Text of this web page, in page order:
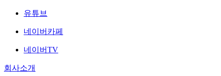
유튜브
네이버카페
네이버TV
회사소개